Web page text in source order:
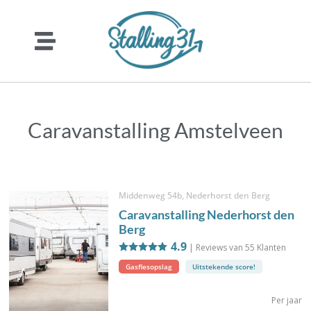
Caravanstalling Amstelveen
Middenweg 54b, Nederhorst den Berg
Caravanstalling Nederhorst den
Berg
4.9| Reviews van 55 Klanten
Gasflesopslag Uitstekende score!
Per jaar